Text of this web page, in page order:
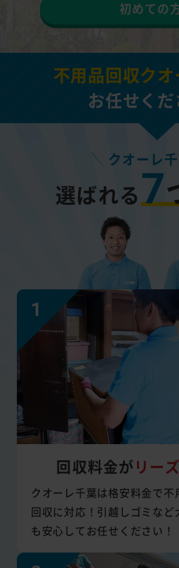
初めての
不用品回収ク
お任せくだ
クオーレ
選ばれる7
回収料金が リー
クオーレ千葉は格安料金で不
回収に対応！引越しゴミなど
も安心してお任せください！